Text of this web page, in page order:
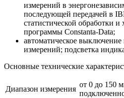
измерений в
последующей передачей в
статистической обработки
программы Constanta-Data;
автоматическое
измерений; подсветка
Основные технические
Диапазон измерения
от 0 до 150